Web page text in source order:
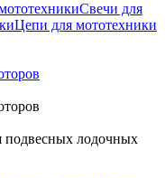
Свечи для
Цепи для мототехники
подвесных лодочных